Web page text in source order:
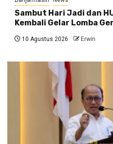
Sambut Hari Jadi dan
Kembali Gelar Lomba
10 Agustus 2026 Erwin